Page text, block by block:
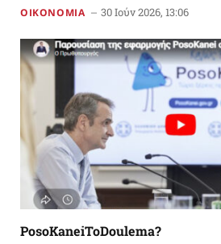
ΟΙΚΟΝΟΜΙΑ 30 Ιούν 2026, 13:06
PosoKaneiToDoulema?